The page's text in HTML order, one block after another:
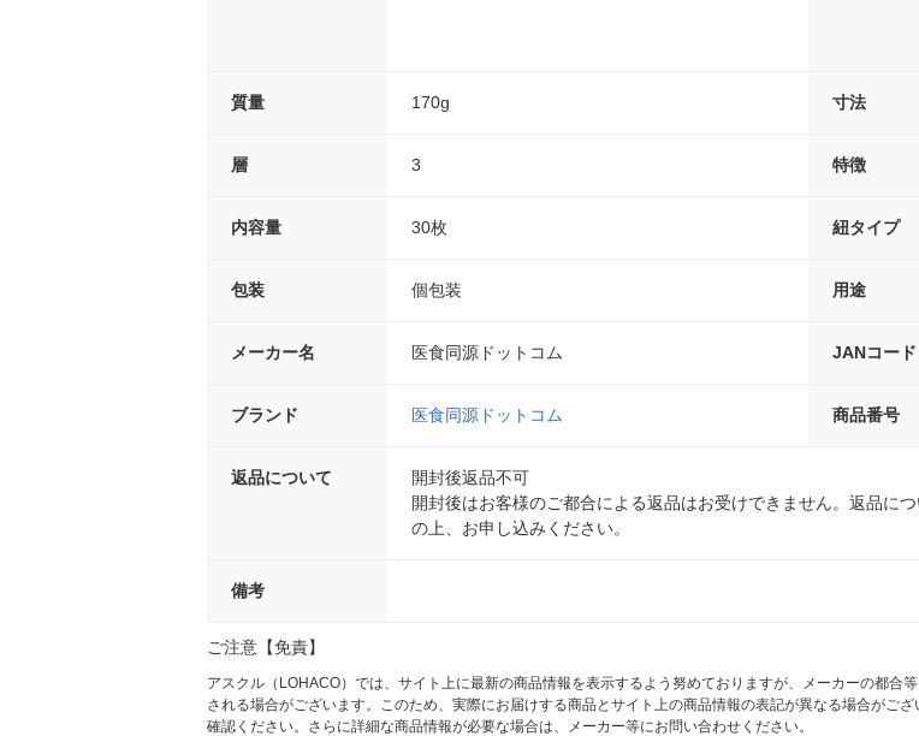
質量 170g 寸法
層 3 特徴
内容量 30枚 紐タイプ
包装 個包装 用途
メーカー名 医食同源ドットコム JANコード
ブランド 医食同源ドットコム 商品番号
返品について
開封後返品不可
開封後はお客様のご都合による返品はお受けできません。返品に
の上、お申し込みください。
備考
ご注意【免責】
アスクル（LOHACO）では、サイト上に最新の商品情報を表示するよう努めておりますが、メーカーの都合
される場合がございます。このため、実際にお届けする商品とサイト上の商品情報の表記が異なる場合がご
確認ください。さらに詳細な商品情報が必要な場合は、メーカー等にお問い合わせください。